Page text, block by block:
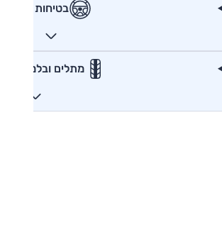
בטיחות
מתלים ובלמים